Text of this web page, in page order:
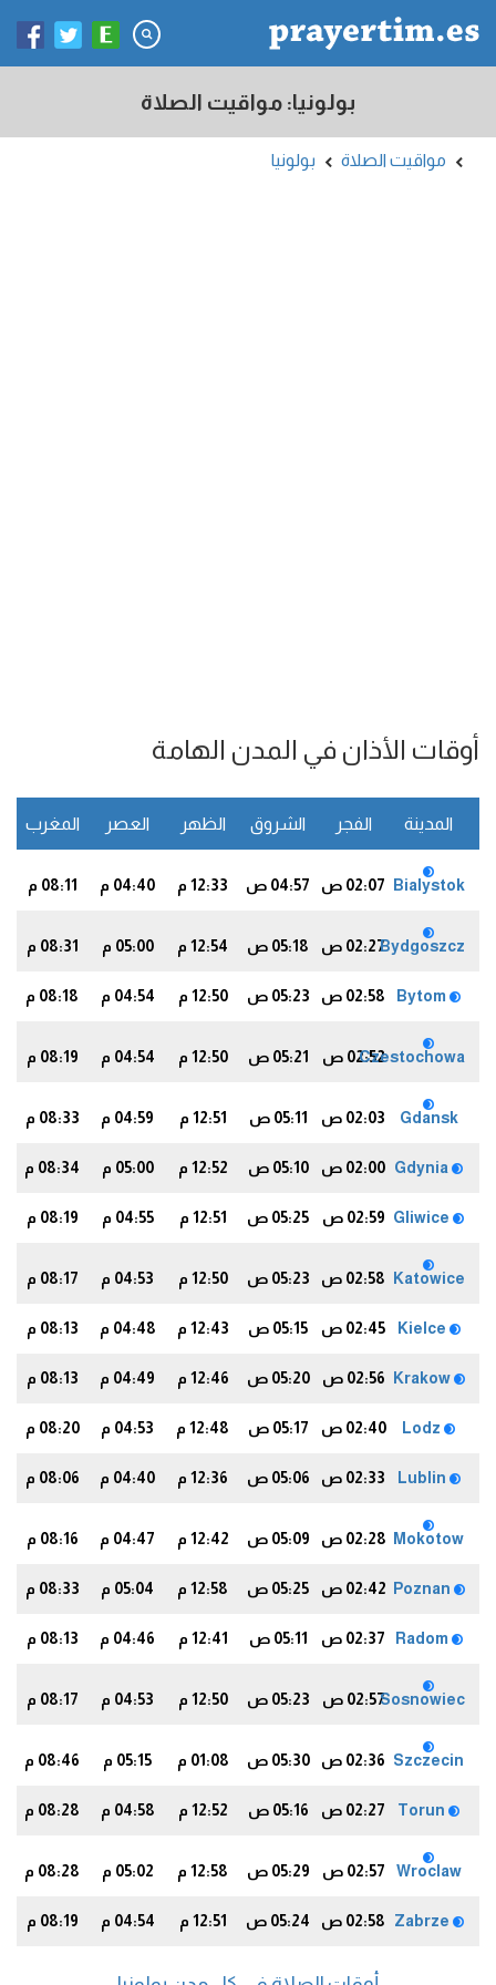
بولونيا: مواقيت الصلاة
مواقيت الصلاة بولونيا
أوقات الأذان في المدن الهامة
المدينة الفجر الشروق الظهر العصر المغرب
Bialystok 02:07 ص 04:57 ص 12:33 م 04:40 م 08:11 م
Bydgoszcz02:27 ص 05:18 ص 12:54 م 05:00 م 08:31 م
02:58 ص 05:23 ص 12:50 م 04:54 م 08:18 م
Czestochowa
02:52 ص 05:21 ص 12:50 م 04:54 م 08:19 م
Gdansk 02:03 ص 05:11 ص 12:51 م 04:59 م 08:33 م
02:00 ص 05:10 ص 12:52 م 05:00 م 08:34 م
02:59 ص 05:25 ص 12:51 م 04:55 م 08:19 م
Katowice 02:58 ص 05:23 ص 12:50 م 04:53 م 08:17 م
02:45 ص 05:15 ص 12:43 م 04:48 م 08:13 م
Krakow 02:56 ص 05:20 ص 12:46 م 04:49 م 08:13 م
02:40 ص 05:17 ص 12:48 م 04:53 م 08:20 م
02:33 ص 05:06 ص 12:36 م 04:40 م 08:06 م
Mokotow 02:28 ص 05:09 ص 12:42 م 04:47 م 08:16 م
02:42 ص 05:25 ص 12:58 م 05:04 م 08:33 م
02:37 ص 05:11 ص 12:41 م 04:46 م 08:13 م
Sosnowiec02:57 ص 05:23 ص 12:50 م 04:53 م 08:17 م
Szczecin 02:36 ص 05:30 ص 01:08 م 05:15 م 08:46 م
02:27 ص 05:16 ص 12:52 م 04:58 م 08:28 م
Wroclaw 02:57 ص 05:29 ص 12:58 م 05:02 م 08:28 م
02:58 ص 05:24 ص 12:51 م 04:54 م 08:19 م